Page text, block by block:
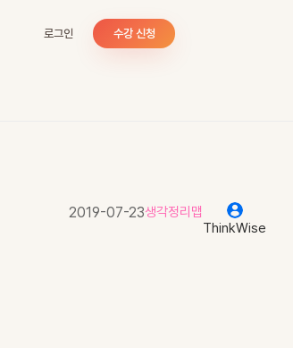
로그인 수강 신청
2019-07-23생각정리맵
ThinkWise